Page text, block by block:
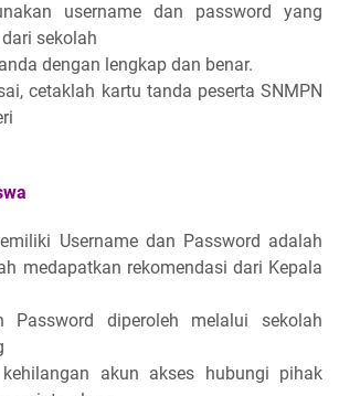
username dan password yang
sekolah
dengan lengkap dan benar.
cetaklah kartu tanda peserta SNMPN
Username dan Password adalah
medapatkan rekomendasi dari Kepala
Password diperoleh melalui sekolah
akun akses hubungi pihak